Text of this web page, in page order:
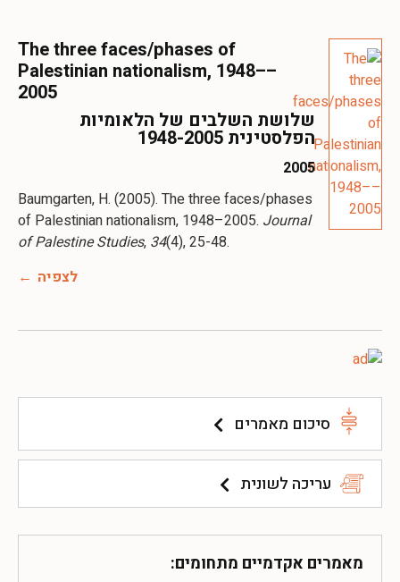
סיכום מאמרים
עריכה לשונית
מאמרים אקדמיים מתחומים:
The three faces/phases of
Palestinian nationalism, 1948––
2005
שלושת השלבים של הלאומיות
הפלסטינית 1948-2005
2005
Baumgarten, H. (2005). The three faces/phases
of Palestinian nationalism, 1948–2005. Journal
of Palestine Studies, 34(4), 25-48.
לצפיה